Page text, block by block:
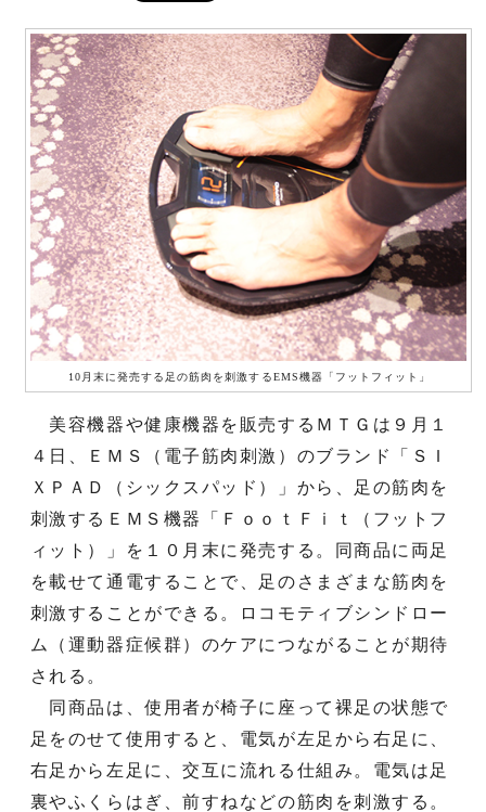
10月末に発売する足の筋肉を刺激するEMS機器「フットフィット」
美容機器や健康機器を販売するＭＴＧは９月１
４日、ＥＭＳ（電子筋肉刺激）のブランド「ＳＩ
ＸＰＡＤ（シックスパッド）」から、足の筋肉を
刺激するＥＭＳ機器「ＦｏｏｔＦｉｔ（フットフ
ィット）」を１０月末に発売する。同商品に両足
を載せて通電することで、足のさまざまな筋肉を
刺激することができる。ロコモティブシンドロー
ム（運動器症候群）のケアにつながることが期待
される。
同商品は、使用者が椅子に座って裸足の状態で
足をのせて使用すると、電気が左足から右足に、
右足から左足に、交互に流れる仕組み。電気は足
裏やふくらはぎ、前すねなどの筋肉を刺激する。